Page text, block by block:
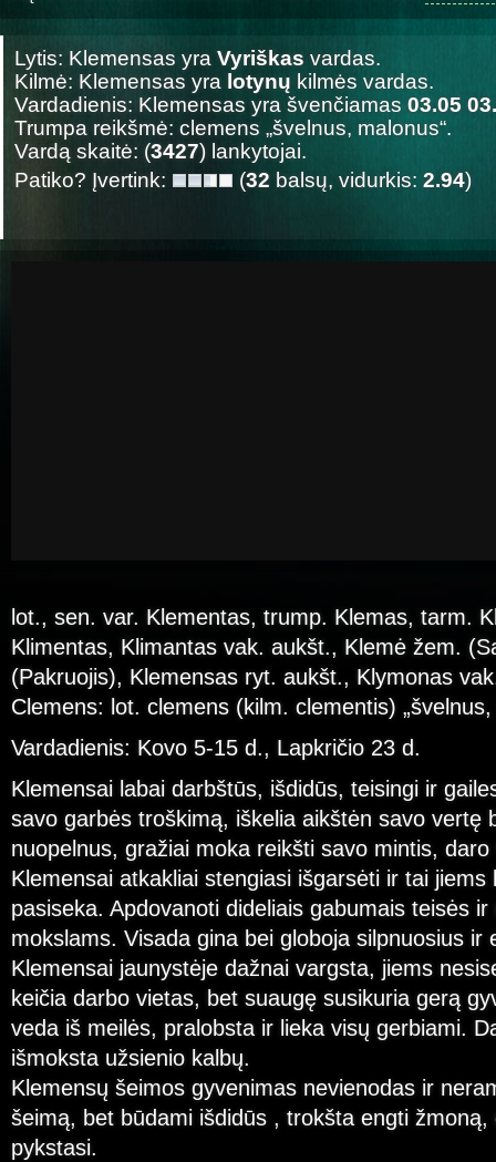
Lytis: Klemensas yra Vyriškas vardas.
Kilmė: Klemensas yra lotynų kilmės vardas.
Vardadienis: Klemensas yra švenčiamas 03.05
Trumpa reikšmė: clemens „švelnus, malonus“.
Vardą skaitė: (3427) lankytojai.
Patiko? Įvertink:
(32 balsų, vidurkis: 2.94)
lot., sen. var. Klementas, trump. Klemas, tarm.
Klimentas, Klimantas vak. aukšt., Klemė žem.
(Pakruojis), Klemensas ryt. aukšt., Klymonas
Clemens: lot. clemens (kilm. clementis) „švelnus,
Vardadienis: Kovo 5-15 d., Lapkričio 23 d.
Klemensai labai darbštūs, išdidūs, teisingi ir
savo garbės troškimą, iškelia aikštėn savo vertę
nuopelnus, gražiai moka reikšti savo mintis,
Klemensai atkakliai stengiasi išgarsėti ir tai jiems
pasiseka. Apdovanoti dideliais gabumais teisės
mokslams. Visada gina bei globoja silpnuosius ir
Klemensai jaunystėje dažnai vargsta, jiems
keičia darbo vietas, bet suaugę susikuria gerą
veda iš meilės, pralobsta ir lieka visų gerbiami.
išmoksta užsienio kalbų.
Klemensų šeimos gyvenimas nevienodas ir
šeimą, bet būdami išdidūs , trokšta engti žmoną,
pykstasi.